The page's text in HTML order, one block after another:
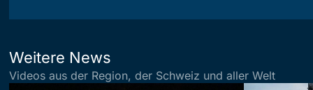
Weitere News
Videos aus der Region, der Schweiz und aller Welt